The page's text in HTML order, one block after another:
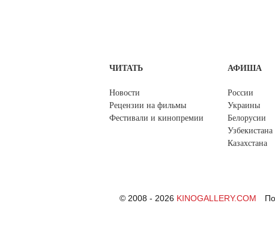
ЧИТАТЬ
Новости
Рецензии на фильмы
Фестивали и кинопремии
АФИША
России
Украины
Белорусии
Узбекистана
Казахстана
© 2008 - 2026 KINOGALLERY.COM